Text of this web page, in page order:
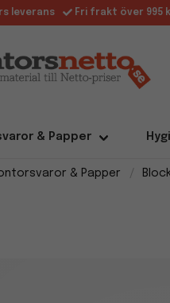
leverans Fri frakt över 995
& Papper
& Papper